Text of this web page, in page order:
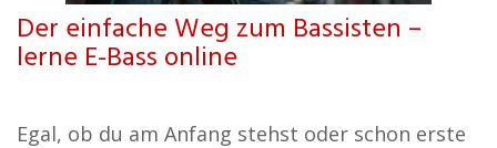
Der einfache Weg zum Bassisten –
lerne E-Bass online
Egal, ob du am Anfang stehst oder schon erste